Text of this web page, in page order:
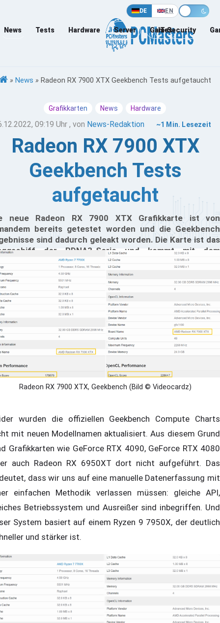
DE EN
News Tests Hardware Server Games
IT-Security
» News » Radeon RX 7900 XTX Geekbench Tests aufgetaucht
Grafikkarten News Hardware
09:19 Uhr , von News-Redaktion ~1 Min. Lesezeit
Radeon RX 7900 XTX
Geekbench Tests
aufgetaucht
neue Radeon RX 7900 XTX Grafikkarte ist von
bereits getestet worden und die Geekbench
sind dadurch geleakt worden. Die Karte ist das
der RDNA3-Serie und kommt mit dem
der Navi 31 GPU. Der Test ist mit einem 8-Kern
7 7700X Prozessor auf dem ROG Crosshair X670E
Mainboard durchgeführt worden. Die Geekbench
Tests mit OpenCL und Vulkan APIs sind dabei
worden. Die Software unterstützt auch Metal und
APIs, aber diese APIs werden von der AMD RX 7900
Windows nicht unterstützt.
Radeon RX 7900 XTX, Geekbench (Bild © Videocardz)
wurden die offiziellen Geekbench Compute Charts
mit neuen Modellnamen aktualisiert. Aus diesem Grund
Grafikkarten wie GeForce RTX 4090, GeForce RTX 4080
auch Radeon RX 6950XT dort nicht aufgeführt. Das
dass wir uns auf eine manuelle Datenerfassung mit
einfachen Methodik verlassen müssen: gleiche API,
Betriebssystem und Ausreißer sind inbegriffen. Und
System basiert auf einem Ryzen 9 7950X, der deutlich
und stärker ist.